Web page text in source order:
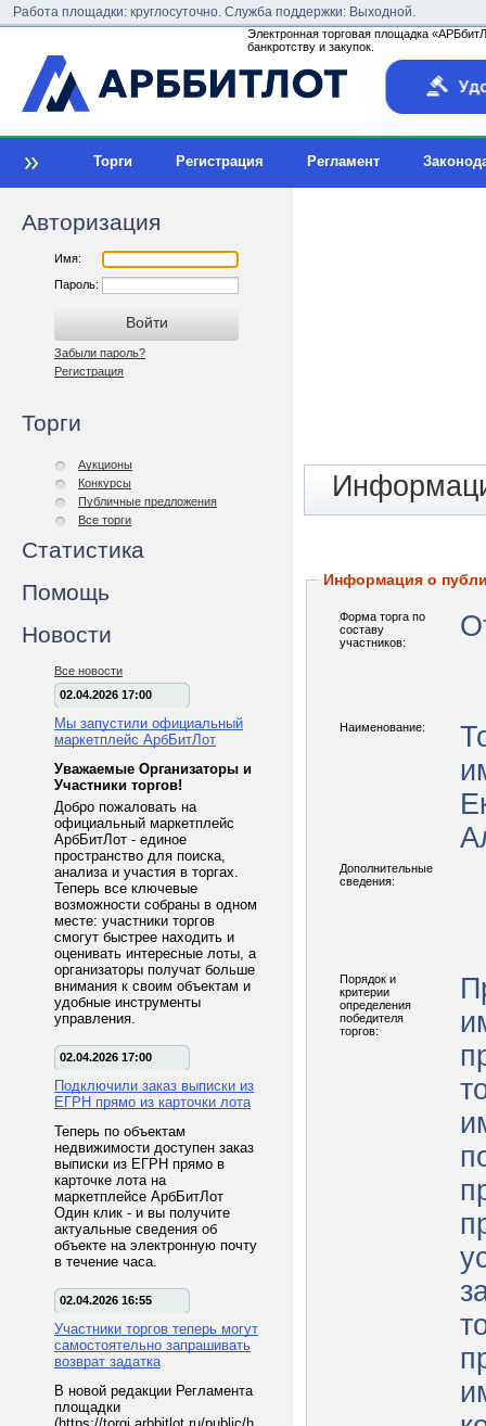
Работа площадки: круглосуточно. Служба поддержки: Выходной.
Электронная торговая площадка
банкротству и закупок.
Торги Регистрация Регламент
Авторизация
Имя:
Пароль:
Забыли пароль?
Регистрация
Торги
Аукционы
Конкурсы
Публичные предложения
Все торги
Статистика
Помощь
Новости
Все новости
02.04.2026 17:00
Мы запустили официальный
маркетплейс АрбБитЛот
Уважаемые Организаторы и
Участники торгов!
Добро пожаловать на
официальный маркетплейс
АрбБитЛот - единое
пространство для поиска,
анализа и участия в торгах.
Теперь все ключевые
возможности собраны в одном
месте: участники торгов
смогут быстрее находить и
оценивать интересные лоты, а
организаторы получат больше
внимания к своим объектам и
удобные инструменты
управления.
02.04.2026 17:00
Подключили заказ выписки из
ЕГРН прямо из карточки лота
Теперь по объектам
недвижимости доступен заказ
выписки из ЕГРН прямо в
карточке лота на
маркетплейсе АрбБитЛот
Один клик - и вы получите
актуальные сведения об
объекте на электронную почту
в течение часа.
02.04.2026 16:55
Участники торгов теперь могут
самостоятельно запрашивать
возврат задатка
В новой редакции Регламента
площадки
Информация о
Форма торга по
составу
участников:
Наименование:
Дополнительные
сведения:
Порядок и
критерии
определения
победителя
торгов: